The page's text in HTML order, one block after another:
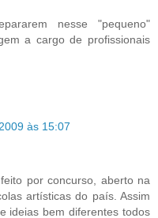
nesse "pequeno"
a cargo de profissionais
às 15:07
por concurso, aberto na
artísticas do país. Assim
ideias bem diferentes todos